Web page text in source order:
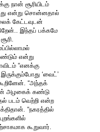
நான் சூரியிடம்
என்று சொன்னதால்
கேட்டவுடன்
இந்தப் பக்கமே
என்று
“எனக்கு
‘வைட்’
“அந்தக்
அழகைக் கண்டு
படம் வெற்றி என்ற
“நகரத்தில்
கூறுவார்.